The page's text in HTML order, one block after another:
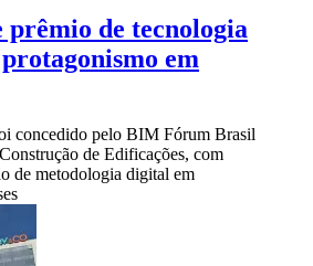
prêmio de tecnologia
em
concedido pelo BIM Fórum Brasil
de Edificações, com
de metodologia digital em